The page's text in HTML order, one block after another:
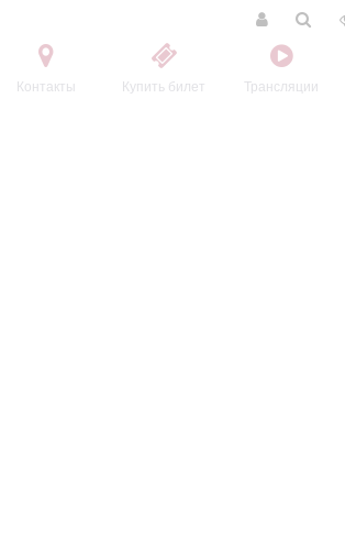
Контакты Купить билет Трансляции